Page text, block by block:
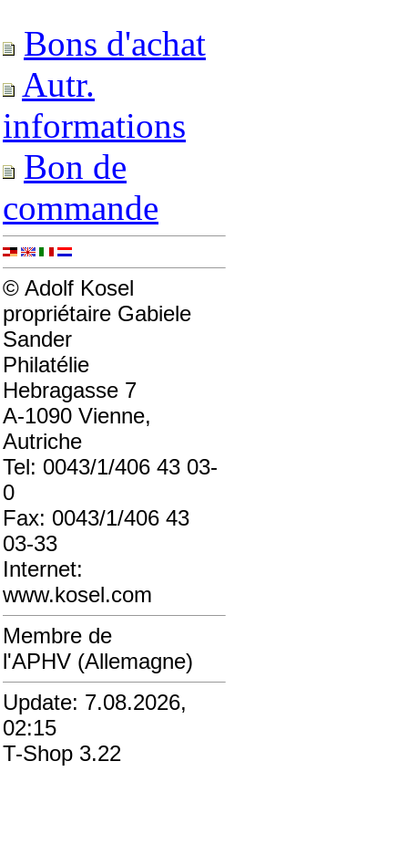
Bons d'achat
Autr.
informations
Bon de
commande
© Adolf Kosel
propriétaire Gabiele
Sander
Philatélie
Hebragasse 7
A-1090 Vienne,
Autriche
Tel: 0043/1/406 43 03-
0
Fax: 0043/1/406 43
03-33
Internet:
www.kosel.com
Membre de
l'APHV (Allemagne)
Update: 7.08.2026,
02:15
T-Shop 3.22